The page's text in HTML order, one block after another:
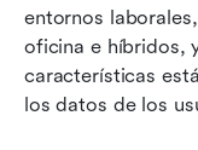
entornos
oficina e híbridos,
características
los datos de los